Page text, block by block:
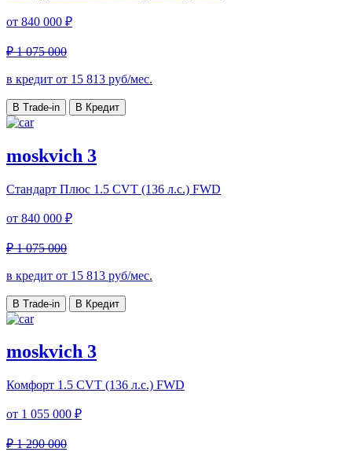
от 840 000 ₽
₽ 1 075 000
в кредит от 15 813 руб/мес.
В Trade-in В Кредит
moskvich 3
Стандарт Плюс 1.5 CVT (136 л.с.) FWD
от 840 000 ₽
₽ 1 075 000
в кредит от 15 813 руб/мес.
В Trade-in В Кредит
moskvich 3
Комфорт 1.5 CVT (136 л.с.) FWD
от 1 055 000 ₽
₽ 1 290 000